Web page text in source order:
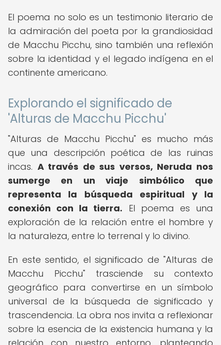
El poema no solo es un testimonio literario de
la admiración del poeta por la grandiosidad
de Macchu Picchu, sino también una reflexión
sobre la identidad y el legado indígena en el
continente americano.
Explorando el significado de
'Alturas de Macchu Picchu'
"Alturas de Macchu Picchu" es mucho más
que una descripción poética de las ruinas
incas. A través de sus versos, Neruda nos
sumerge en un viaje simbólico que
representa la búsqueda espiritual y la
conexión con la tierra. El poema es una
exploración de la relación entre el hombre y
la naturaleza, entre lo terrenal y lo divino.
En este sentido, el significado de "Alturas de
Macchu Picchu" trasciende su contexto
geográfico para convertirse en un símbolo
universal de la búsqueda de significado y
trascendencia. La obra nos invita a reflexionar
sobre la esencia de la existencia humana y la